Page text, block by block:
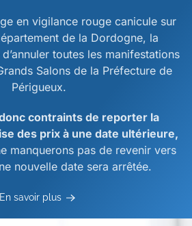
en vigilance rouge canicule sur
de la Dordogne, la
toutes les manifestations
Salons de la Préfecture de
Périgueux.
contraints de reporter la
des prix à une date ultérieure,
manquerons pas de revenir vers
nouvelle date sera arrêtée.
En savoir plus